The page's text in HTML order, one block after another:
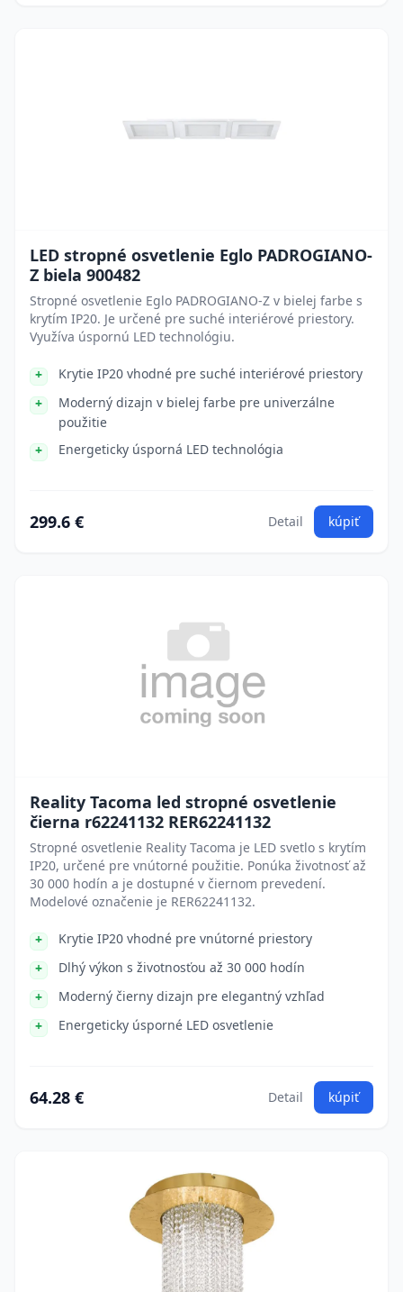
LED stropné osvetlenie Eglo PADROGIANO-
Z biela 900482
Stropné osvetlenie Eglo PADROGIANO-Z v bielej farbe s
krytím IP20. Je určené pre suché interiérové priestory.
Využíva úspornú LED technológiu.
Krytie IP20 vhodné pre suché interiérové priestory
Moderný dizajn v bielej farbe pre univerzálne
použitie
Energeticky úsporná LED technológia
299.6 € Detail kúpiť
Reality Tacoma led stropné osvetlenie
čierna r62241132 RER62241132
Stropné osvetlenie Reality Tacoma je LED svetlo s krytím
IP20, určené pre vnútorné použitie. Ponúka životnosť až
30 000 hodín a je dostupné v čiernom prevedení.
Modelové označenie je RER62241132.
Krytie IP20 vhodné pre vnútorné priestory
Dlhý výkon s životnosťou až 30 000 hodín
Moderný čierny dizajn pre elegantný vzhľad
Energeticky úsporné LED osvetlenie
64.28 € Detail kúpiť